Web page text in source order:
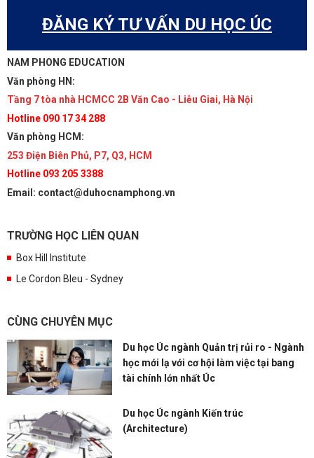
ĐĂNG KÝ TƯ VẤN DU HỌC ÚC
NAM PHONG EDUCATION
Văn phòng HN:
Tầng 7 tòa nhà HCMCC 2B Văn Cao - Liễu Giai, Hà Nội
Hotline 090 17 34 288
Văn phòng HCM:
253 Điện Biên Phủ, P7, Q3, HCM
Hotline 093 205 3388
Email: contact@duhocnamphong.vn
TRƯỜNG HỌC LIÊN QUAN
Box Hill Institute
Le Cordon Bleu - Sydney
CÙNG CHUYÊN MỤC
Du học Úc ngành Quản trị rủi ro - Ngành
học mới lạ với cơ hội làm việc tại bang
tài chính lớn nhất Úc
Du học Úc ngành Kiến trúc
(Architecture)